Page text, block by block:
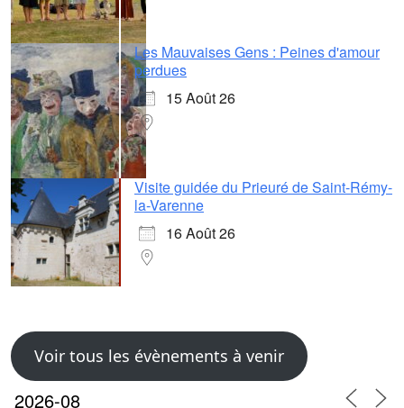
Les Mauvaises Gens : Peines d'amour
perdues
15 Août 26
Visite guidée du Prieuré de Saint-Rémy-
la-Varenne
16 Août 26
Voir tous les évènements à venir